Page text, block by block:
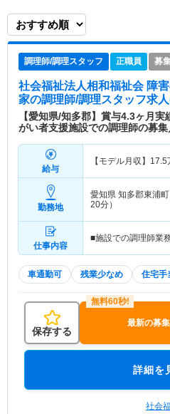
ムを運営しており
調理師/調理スタッフ 正職員 募
社会福祉法人相和福祉会 障
家の調理師/調理スタッフ求
【愛知県/知多郡】賞与4.3ヶ月
がい者支援施設での調理師の募集
給与
【モデル月収】 17.5
勤務地
愛知県 知多郡東浦町
20分）
仕事内容
車通勤可 残業少なめ 住宅手
保存する
最新の募
詳細を
社会